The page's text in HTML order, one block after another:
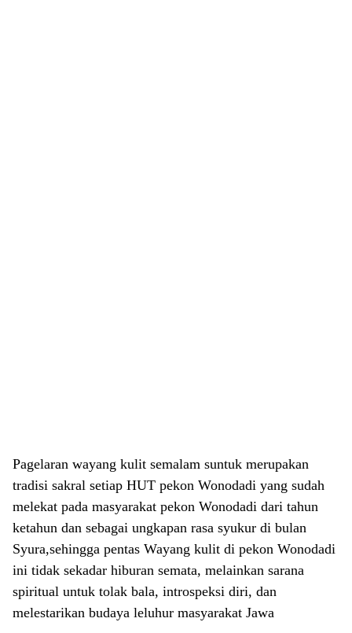
Pagelaran wayang kulit semalam suntuk merupakan
tradisi sakral setiap HUT pekon Wonodadi yang sudah
melekat pada masyarakat pekon Wonodadi dari tahun
ketahun dan sebagai ungkapan rasa syukur di bulan
Syura,sehingga pentas Wayang kulit di pekon Wonodadi
ini tidak sekadar hiburan semata, melainkan sarana
spiritual untuk tolak bala, introspeksi diri, dan
melestarikan budaya leluhur masyarakat Jawa